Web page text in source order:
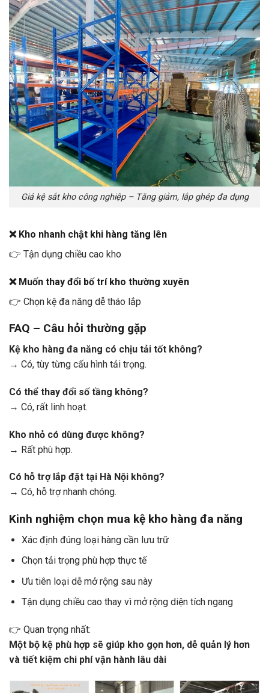
Giá kệ sắt kho công nghiệp – Tăng giảm, lắp ghép đa dụng
❌ Kho nhanh chật khi hàng tăng lên
👉 Tận dụng chiều cao kho
❌ Muốn thay đổi bố trí kho thường xuyên
👉 Chọn kệ đa năng dễ tháo lắp
FAQ – Câu hỏi thường gặp
Kệ kho hàng đa năng có chịu tải tốt không?
→ Có, tùy từng cấu hình tải trọng.
Có thể thay đổi số tầng không?
→ Có, rất linh hoạt.
Kho nhỏ có dùng được không?
→ Rất phù hợp.
Có hỗ trợ lắp đặt tại Hà Nội không?
→ Có, hỗ trợ nhanh chóng.
Kinh nghiệm chọn mua kệ kho hàng đa năng
Xác định đúng loại hàng cần lưu trữ
Chọn tải trọng phù hợp thực tế
Ưu tiên loại dễ mở rộng sau này
Tận dụng chiều cao thay vì mở rộng diện tích ngang
👉 Quan trọng nhất:
Một bộ kệ phù hợp sẽ giúp kho gọn hơn, dễ quản lý hơn
và tiết kiệm chi phí vận hành lâu dài